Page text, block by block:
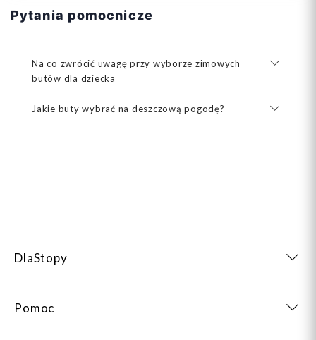
Pytania pomocnicze
Na co zwrócić uwagę przy wyborze zimowych
butów dla dziecka
Jakie buty wybrać na deszczową pogodę?
DlaStopy
Pomoc